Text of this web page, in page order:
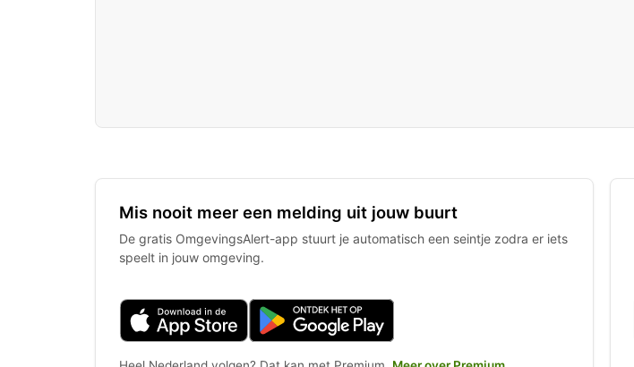
Mis nooit meer een melding uit jouw buurt
De gratis OmgevingsAlert-app stuurt je automatisch een seintje zodra er iets
speelt in jouw omgeving.